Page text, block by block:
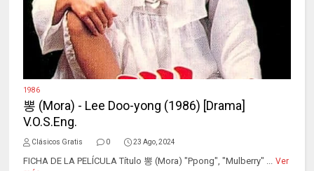
1986
뽕 (Mora) - Lee Doo-yong (1986) [Drama]
V.O.S.Eng.
Clásicos Gratis 0 23 Ago, 2024
FICHA DE LA PELÍCULA Título 뽕 (Mora) "Ppong", "Mulberry" ... Ver